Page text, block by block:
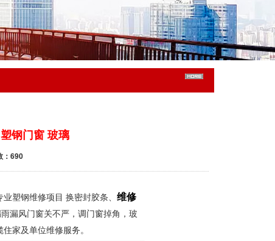
钢门窗 玻璃
：690
塑钢维修项目 换密封胶条、维修
漏风门窗关不严，调门窗掉角，玻
家及单位维修服务。